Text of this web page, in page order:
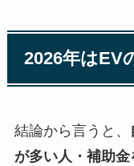
2026年はEV
結論から言うと、
が多い人・補助金